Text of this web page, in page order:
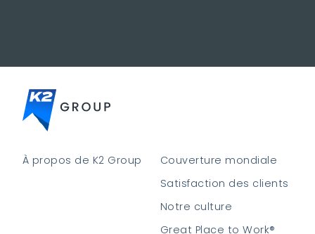
À propos de K2 Group
Couverture mondiale
Satisfaction des clients
Notre culture
Great Place to Work®